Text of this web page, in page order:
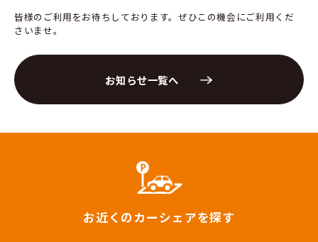
皆様のご利用をお待ちしております。ぜひこの機会にご利用くだ
さいませ。
お知らせ一覧へ
お近くのカーシェアを探す